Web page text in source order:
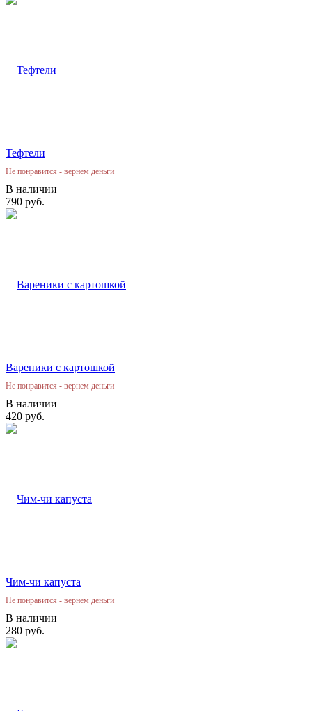
Тефтели
Не понравится - вернем деньги
В наличии
790 руб.
Вареники с картошкой
Не понравится - вернем деньги
В наличии
420 руб.
Чим-чи капуста
Не понравится - вернем деньги
В наличии
280 руб.